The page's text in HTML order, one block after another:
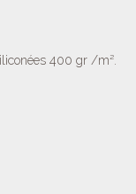
400 gr /m².